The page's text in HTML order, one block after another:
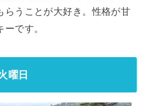
らうことが大好き。性格が甘
です。
曜日